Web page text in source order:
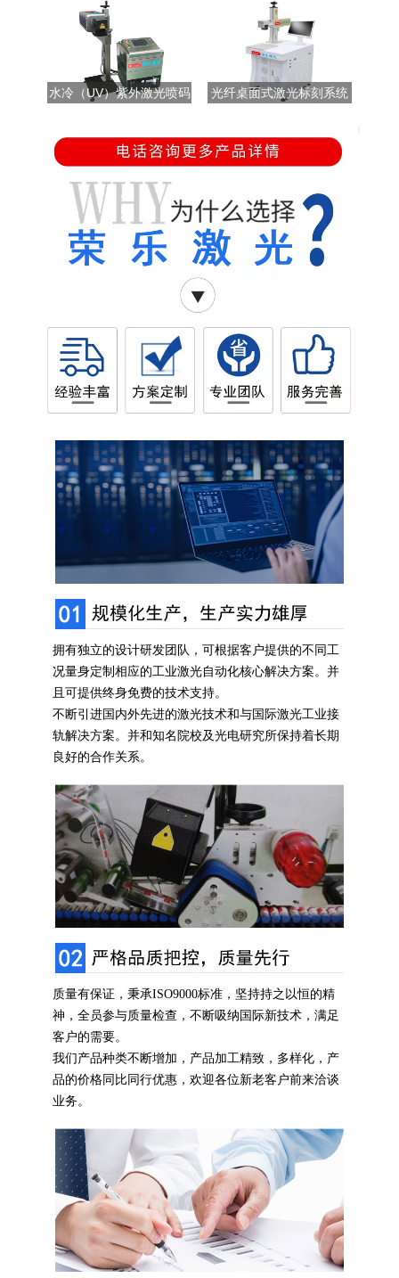
水冷（UV）紫外激光喷码
光纤桌面式激光标刻系统
拥有独立的设计研发团队，可根据客户提供的不同工
况量身定制相应的工业激光自动化核心解决方案。并
且可提供终身免费的技术支持。
不断引进国内外先进的激光技术和与国际激光工业接
轨解决方案。并和知名院校及光电研究所保持着长期
良好的合作关系。
质量有保证，秉承ISO9000标准，坚持持之以恒的精
神，全员参与质量检查，不断吸纳国际新技术，满足
客户的需要。
我们产品种类不断增加，产品加工精致，多样化，产
品的价格同比同行优惠，欢迎各位新老客户前来洽谈
业务。